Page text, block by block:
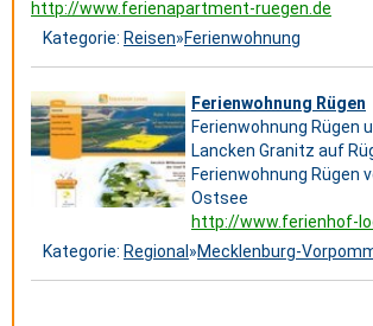
http://www.ferienapartment-ruegen.de
Kategorie: Reisen»Ferienwohnung
Ferienwohnung Rügen
Ferienwohnung Rügen
Lancken Granitz auf
Ferienwohnung Rügen
Ostsee
http://www.ferienhof-
Kategorie: Regional »Mecklenburg-